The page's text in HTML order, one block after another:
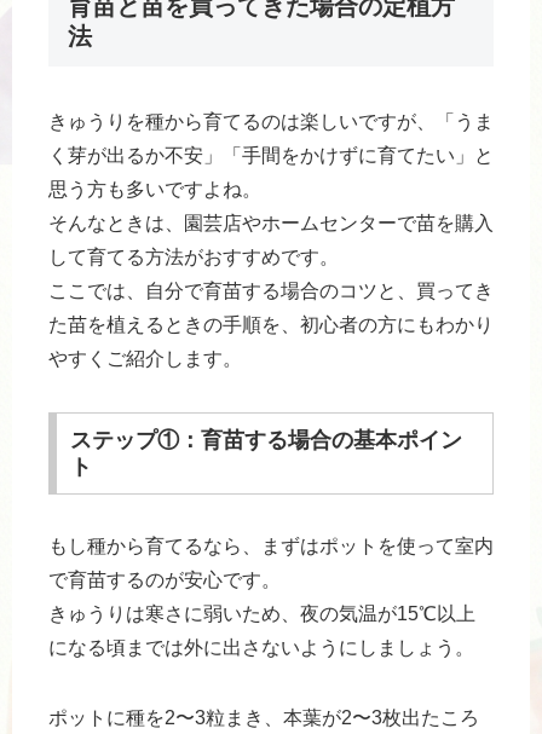
育苗と苗を買ってきた場合の定植方
法
きゅうりを種から育てるのは楽しいですが、「うま
く芽が出るか不安」「手間をかけずに育てたい」と
思う方も多いですよね。
そんなときは、園芸店やホームセンターで苗を購入
して育てる方法がおすすめです。
ここでは、自分で育苗する場合のコツと、買ってき
た苗を植えるときの手順を、初心者の方にもわかり
やすくご紹介します。
ステップ①：育苗する場合の基本ポイン
ト
もし種から育てるなら、まずはポットを使って室内
で育苗するのが安心です。
きゅうりは寒さに弱いため、夜の気温が15℃以上
になる頃までは外に出さないようにしましょう。
ポットに種を2〜3粒まき、本葉が2〜3枚出たころ